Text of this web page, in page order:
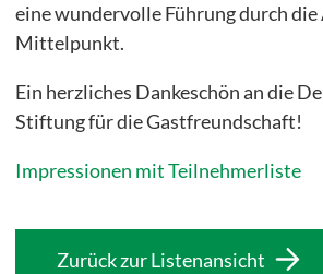
eine wundervolle Führung durch
Mittelpunkt.
Ein herzliches Dankeschön an die
Stiftung für die Gastfreundschaft!
Impressionen mit Teilnehmerliste
Zurück zur Listenansicht